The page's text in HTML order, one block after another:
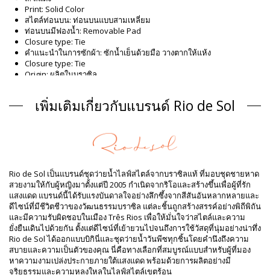
Print: Solid Color
สไตล์ท่อนบน: ท่อนบนแบบสามเหลี่ยม
ท่อนบนมีฟองน้ำ: Removable Pad
Closure type: Tie
คำแนะนำในการซักผ้า: ซักน้ำเย็นด้วยมือ วางตากให้แห้ง
Closure type: Tie
Origin: ผลิตในบราซิล
Composition
Spandex (LYCRA) - OEKO-TEX - Chlorine Resistant
ซับใน: 84% Biodegradable Nylon (AMNI SOUL ECO), 16%
Spandex (LYCRA) - OEKO-TEX - Chlorine Resistant
UV Protection: UPF 50+
ข้อมูลผลิตภัณฑ์
แผนก: ผู้หญิง, Bikini Top
รวมแพ็คเกจ: 1 x Bikini Top (ไม่รวมอุปกรณ์เสริมอื่น ๆ)
HS CODE: 6112.41.0010
SKU: 1981124158
EAN: XS (7899810367075), S (7899810367082), M (7899810367099),
L (7899810367105), XL (7899810367112)
น้ำหนัก: 55g / 0.12lb / 1.94oz
เพิ่มเติมเกี่ยวกับแบรนด์ Rio de Sol
Rio de Sol เป็นแบรนด์ชุดว่ายน้ำไลฟ์สไตล์จากบราซิลแท้ ที่มอบชุดชายหาด
สวยงามให้กับผู้หญิงมาตั้งแต่ปี 2005 กำเนิดจากริโอและสร้างขึ้นเพื่อผู้ที่รัก
แสงแดด แบรนด์นี้ได้รับแรงบันดาลใจอย่างลึกซึ้งจากสีสันอันหลากหลายและ
ดีไซน์ที่มีชีวิตชีวาของวัฒนธรรมบราซิล แต่ละชิ้นถูกสร้างสรรค์อย่างพิถีพิถัน
และมีความรับผิดชอบในเมือง Três Rios เพื่อให้มั่นใจว่าสไตล์และความ
ยั่งยืนเดินไปด้วยกัน ตั้งแต่ดีไซน์ที่เย้ายวนไปจนถึงการใช้วัสดุที่นุ่มอย่างน่าทึ่ง
Rio de Sol ได้ออกแบบบิกินี่และชุดว่ายน้ำวันพีซทุกชิ้นโดยคำนึงถึงความ
สบายและความเป็นตัวของคุณ นี่คือทางเลือกที่สมบูรณ์แบบสำหรับผู้ที่มอง
หาความงามเปล่งประกายภายใต้แสงแดด พร้อมด้วยการผลิตอย่างมี
จริยธรรมและความหลงใหลในไลฟ์สไตล์เขตร้อน